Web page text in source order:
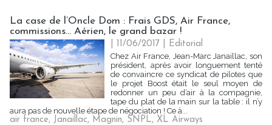
La case de l’Oncle Dom : Frais GDS, Air France,
commissions... Aérien, le grand bazar !
| 11/06/2017
Editorial
Chez Air France, Jean-Marc Janaillac, son
président, après avoir longuement tenté
de convaincre ce syndicat de pilotes que
le projet Boost était le seul moyen de
redonner un peu d’air à la compagnie,
tape du plat de la main sur la table : il n’y
aura pas de nouvelle étape de négociation ! Ce à...
air france, Janaillac, Magnin, SNPL, XL Airways